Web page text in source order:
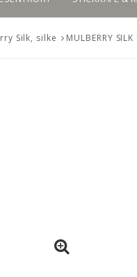
Silk, silke MULBERRY SILK